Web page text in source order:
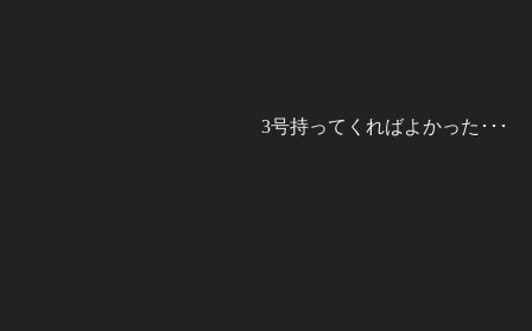
3号持ってくればよかった･･･